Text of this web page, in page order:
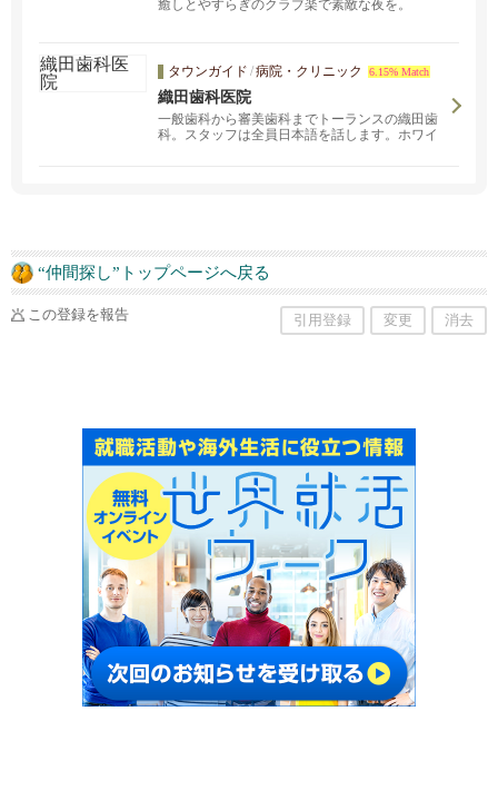
癒しとやすらぎのクラブ楽で素敵な夜を。
タウンガイド /病院・クリニック 6.15% Match
織田歯科医院
一般歯科から審美歯科までトーランスの織田歯
科。スタッフは全員日本語を話します。ホワイ
“仲間探し”トップページへ戻る
この登録を報告 引用登録 変更 消去